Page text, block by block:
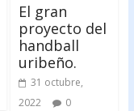
El gran
proyecto del
handball
uribeño.
31 octubre,
2022
0